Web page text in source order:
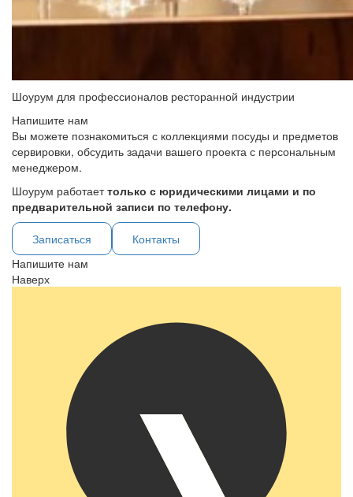
Шоурум для профессионалов ресторанной индустрии
Напишите нам
Вы можете познакомиться с коллекциями посуды и предметов
сервировки, обсудить задачи вашего проекта с персональным
менеджером.
Шоурум работаеттолько с юридическими лицами и по
предварительной записи по телефону.
Записаться
Контакты
Напишите нам
Наверх